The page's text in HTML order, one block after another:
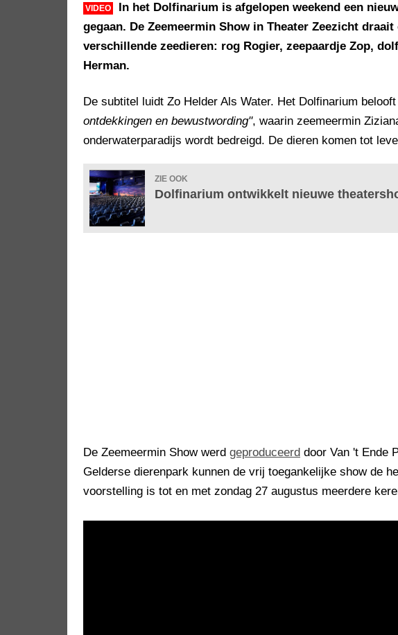
VIDEO
In het Dolfinarium is afgelopen weekend een
gegaan. De Zeemeermin Show in Theater Zeezicht
verschillende zeedieren: rog Rogier, zeepaardje Zop,
Herman.
De subtitel luidt Zo Helder Als Water. Het Dolfinarium belooft
ontdekkingen en bewustwording", waarin zeemeermin
onderwaterparadijs wordt bedreigd. De dieren komen tot
ZIE OOK
Dolfinarium ontwikkelt nieuwe
De Zeemeermin Show werd geproduceerd door Van 't Ende
Gelderse dierenpark kunnen de vrij toegankelijke show de
voorstelling is tot en met zondag 27 augustus meerdere